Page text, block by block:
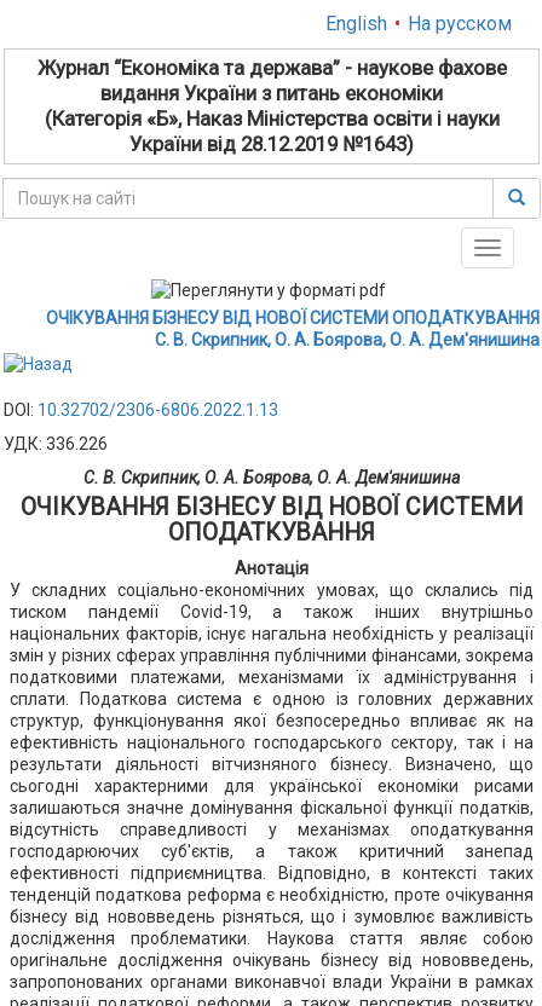
English • На русском
Журнал “Економіка та держава” - наукове фахове
видання України з питань економіки
(Категорія «Б», Наказ Міністерства освіти і науки
України від 28.12.2019 №1643)
Toggle
ОЧІКУВАННЯ БІЗНЕСУ ВІД НОВОЇ СИСТЕМИ ОПОДАТКУВАННЯ
С. В. Скрипник, О. А. Боярова, О. А. Дем'янишина
DOI: 10.32702/2306-6806.2022.1.13
УДК: 336.226
С. В. Скрипник, О. А. Боярова, О. А. Дем'янишина
ОЧІКУВАННЯ БІЗНЕСУ ВІД НОВОЇ СИСТЕМИ
ОПОДАТКУВАННЯ
Анотація
У складних соціально-економічних умовах, що склались під
тиском пандемії Covid-19, а також інших внутрішньо
національних факторів, існує нагальна необхідність у реалізації
змін у різних сферах управління публічними фінансами, зокрема
податковими платежами, механізмами їх адміністрування і
сплати. Податкова система є одною із головних державних
структур, функціонування якої безпосередньо впливає як на
ефективність національного господарського сектору, так і на
результати діяльності вітчизняного бізнесу. Визначено, що
сьогодні характерними для української економіки рисами
залишаються значне домінування фіскальної функції податків,
відсутність справедливості у механізмах оподаткування
господарюючих суб'єктів, а також критичний занепад
ефективності підприємництва. Відповідно, в контексті таких
тенденцій податкова реформа є необхідністю, проте очікування
бізнесу від нововведень різняться, що і зумовлює важливість
дослідження проблематики. Наукова стаття являє собою
оригінальне дослідження очікувань бізнесу від нововведень,
запропонованих органами виконавчої влади України в рамках